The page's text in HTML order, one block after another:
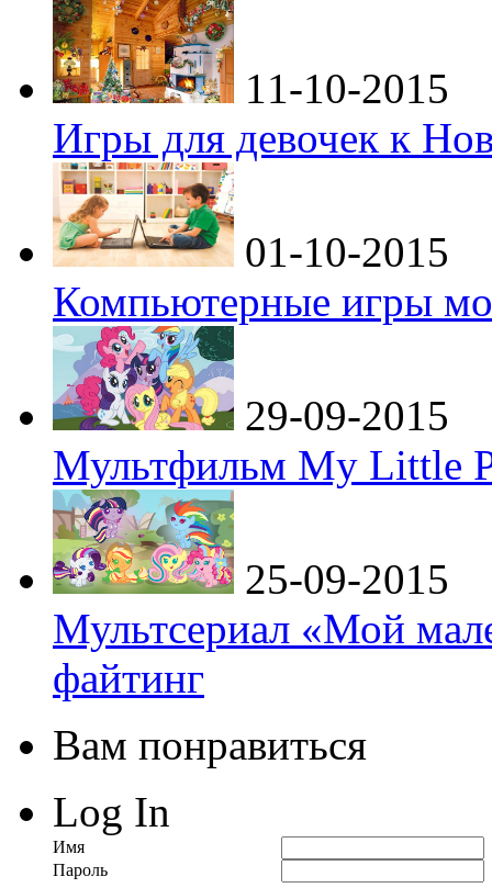
11-10-2015
Игры для девочек к
01-10-2015
Компьютерные игры
29-09-2015
Мультфильм My Little
25-09-2015
Мультсериал «Мой
файтинг
Вам понравиться
Log In
Имя
Пароль